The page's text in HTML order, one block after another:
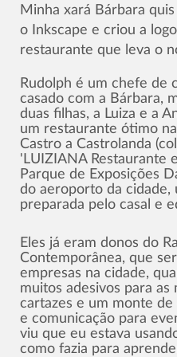
Minha xará Bárbara
o Inkscape e criou a
restaurante que leva o
Rudolph é um chefe de
casado com a Bárbara,
duas filhas, a Luiza e a
um restaurante ótimo
Castro a Castrolanda
'LUIZIANA Restaurante
Parque de Exposições
do aeroporto da cidade,
preparada pelo casal e
Eles já eram donos do
Contemporânea, que
empresas na cidade,
muitos adesivos para as
cartazes e um monte
e comunicação para
viu que eu estava
como fazia para